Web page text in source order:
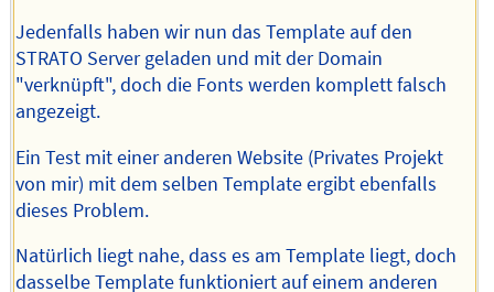
Jedenfalls haben wir nun das Template auf den
STRATO Server geladen und mit der Domain
"verknüpft", doch die Fonts werden komplett falsch
angezeigt.
Ein Test mit einer anderen Website (Privates Projekt
von mir) mit dem selben Template ergibt ebenfalls
dieses Problem.
Natürlich liegt nahe, dass es am Template liegt, doch
dasselbe Template funktioniert auf einem anderen